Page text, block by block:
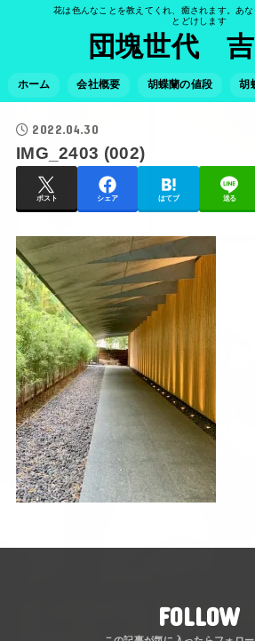
花は色んなことを教えてくれ、癒されます。あ
とどけします
団塊世代
ホーム 会社概要 胡蝶蘭の値段 胡
2022.04.30
IMG_2403 (002)
ポスト シェア はてブ 送る
FOLLOW